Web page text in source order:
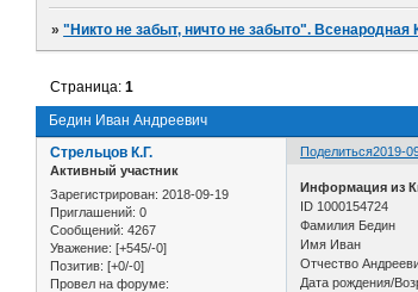
»"Никто не забыт, ничто не забыто". Всенародная
Бедин Иван Андреевич
Страница:1
Поделиться2019-
Стрельцов К.Г.
Активный участник
Зарегистрирован: 2018-09-19
Приглашений: 0
Сообщений: 4267
Уважение: [+545/-0]
Позитив: [+0/-0]
Провел на форуме:
Информация из
ID 1000154724
Фамилия Бедин
Имя Иван
Отчество
Дата рождения/